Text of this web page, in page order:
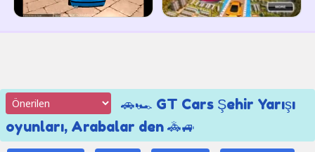
🚗🏎 GT Cars Şehir Yarışı
oyunları, Arabalar den 🚓🚙